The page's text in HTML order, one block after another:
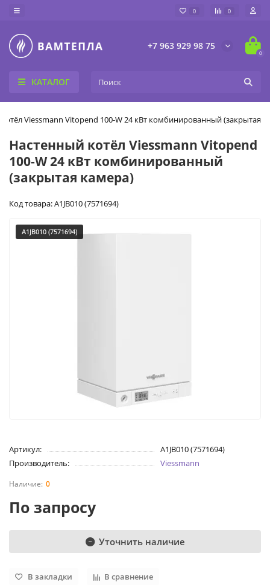
0 0
+7 963 929 98 75
0
КАТАЛОГ
Viessmann Vitopend 100-W 24 кВт комбинированный (закрытая
Настенный котёл Viessmann Vitopend
100-W 24 кВт комбинированный
(закрытая камера)
Код товара: A1JB010 (7571694)
A1JB010 (7571694)
Артикул:
A1JB010 (7571694)
Производитель:
Viessmann
0
По запросу
Уточнить наличие
В закладки В сравнение